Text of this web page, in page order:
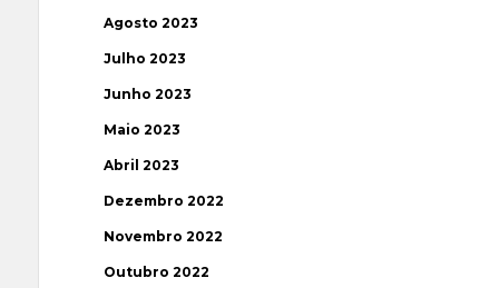
Agosto 2023
Julho 2023
Junho 2023
Maio 2023
Abril 2023
Dezembro 2022
Novembro 2022
Outubro 2022